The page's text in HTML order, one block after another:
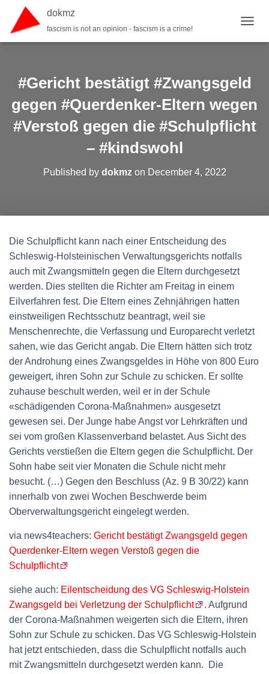
dokmz
fascism is not an opinion - fascism is a crime!
#Gericht bestätigt #Zwangsgeld
gegen #Querdenker-Eltern wegen
#Verstoß gegen die #Schulpflicht
– #kindswohl
Published by dokmzon December 4, 2022
Die Schulpflicht kann nach einer Entscheidung des
Schleswig-Holsteinischen Verwaltungsgerichts notfalls
auch mit Zwangsmitteln gegen die Eltern durchgesetzt
werden. Dies stellten die Richter am Freitag in einem
Eilverfahren fest. Die Eltern eines Zehnjährigen hatten
einstweiligen Rechtsschutz beantragt, weil sie
Menschenrechte, die Verfassung und Europarecht verletzt
sahen, wie das Gericht angab. Die Eltern hätten sich trotz
der Androhung eines Zwangsgeldes in Höhe von 800 Euro
geweigert, ihren Sohn zur Schule zu schicken. Er sollte
zuhause beschult werden, weil er in der Schule
«schädigenden Corona-Maßnahmen» ausgesetzt
gewesen sei. Der Junge habe Angst vor Lehrkräften und
sei vom großen Klassenverband belastet. Aus Sicht des
Gerichts verstießen die Eltern gegen die Schulpflicht. Der
Sohn habe seit vier Monaten die Schule nicht mehr
besucht. (…) Gegen den Beschluss (Az. 9 B 30/22) kann
innerhalb von zwei Wochen Beschwerde beim
Oberverwaltungsgericht eingelegt werden.
via news4teachers: Gericht bestätigt Zwangsgeld gegen
Querdenker-Eltern wegen Verstoß gegen die
Schulpflicht
siehe auch: Eilentscheidung des VG Schleswig-Holstein
Zwangs­geld bei Ver­let­zung der Schulpf­licht
. Aufgrund
der Corona-Maßnahmen weigerten sich die Eltern, ihren
Sohn zur Schule zu schicken. Das VG Schleswig-Holstein
hat jetzt entschieden, dass die Schulpflicht notfalls auch
mit Zwangsmitteln durchgesetzt werden kann. Die